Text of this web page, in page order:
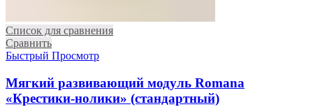
Список для сравнения
Сравнить
Быстрый Просмотр
Мягкий развивающий модуль Romana
«Крестики-нолики» (стандартный)